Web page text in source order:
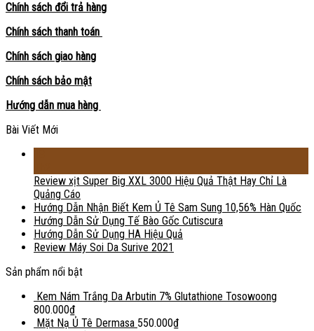
Chính sách đổi trả hàng
Chính sách thanh toán
Chính sách giao hàng
Chính sách bảo mật
Hướng dẫn mua hàng
Bài Viết Mới
Review xịt Super Big XXL 3000 Hiệu Quả Thật Hay Chỉ Là
Quảng Cáo
Hướng Dẫn Nhận Biết Kem Ủ Tê Sam Sung 10,56% Hàn Quốc
Hướng Dẫn Sử Dụng Tế Bào Gốc Cutiscura
Hướng Dẫn Sử Dụng HA Hiệu Quả
Review Máy Soi Da Surive 2021
Sản phẩm nổi bật
Kem Nám Trắng Da Arbutin 7% Glutathione Tosowoong
800.000₫
Mặt Nạ Ủ Tê Dermasa 550.000₫